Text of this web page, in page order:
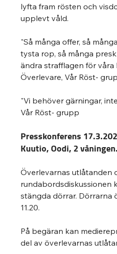
lyfta fram rösten och
upplevt våld.
"Så många offer, så
tysta rop, så många
ändra strafflagen för våra
Överlevare, Vår Röst-
"Vi behöver gärningar,
Vår Röst- grupp
Presskonferens
Kuutio, Oodi, 2 våningen.
Överlevarnas utlåtanden
rundabordsdiskussionen
stängda dörrar. Dörrarna
11.20.
På begäran kan
del av överlevarnas